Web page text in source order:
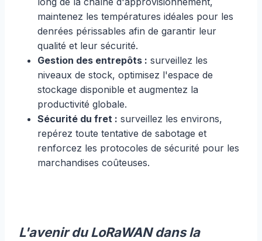
maintenez les températures idéales pour les
denrées périssables afin de garantir leur
qualité et leur sécurité.
Gestion des entrepôts : surveillez les
niveaux de stock, optimisez l'espace de
stockage disponible et augmentez la
productivité globale.
Sécurité du fret : surveillez les environs,
repérez toute tentative de sabotage et
renforcez les protocoles de sécurité pour les
marchandises coûteuses.
L'avenir du LoRaWAN dans la